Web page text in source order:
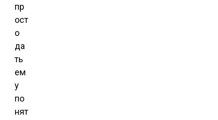
пр
ост
о
да
ть
ем
у
по
нят